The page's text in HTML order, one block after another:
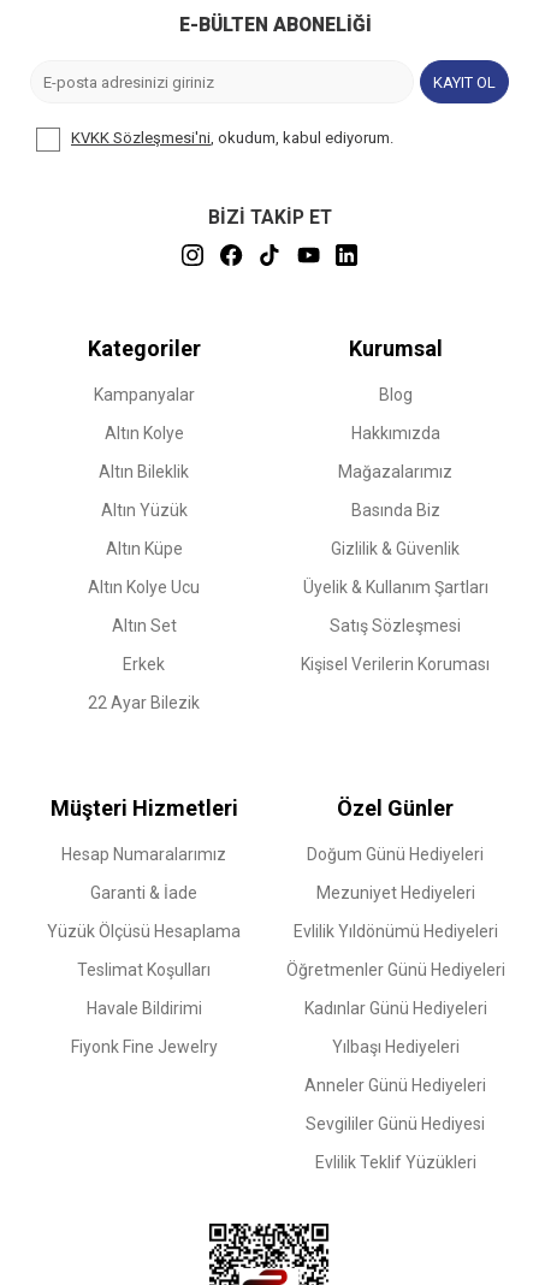
E-BÜLTEN ABONELIĞI
KAYIT OL
KVKK Sözleşmesi'ni, okudum, kabul ediyorum.
BİZİ TAKİP ET
Kategoriler
Kampanyalar
Altın Kolye
Altın Bileklik
Altın Yüzük
Altın Küpe
Altın Kolye Ucu
Altın Set
Erkek
22 Ayar Bilezik
Kurumsal
Blog
Hakkımızda
Mağazalarımız
Basında Biz
Gizlilik & Güvenlik
Üyelik & Kullanım Şartları
Satış Sözleşmesi
Kişisel Verilerin Koruması
Müşteri Hizmetleri
Hesap Numaralarımız
Garanti & İade
Yüzük Ölçüsü Hesaplama
Teslimat Koşulları
Havale Bildirimi
Fiyonk Fine Jewelry
Özel Günler
Doğum Günü Hediyeleri
Mezuniyet Hediyeleri
Evlilik Yıldönümü Hediyeleri
Öğretmenler Günü Hediyeleri
Kadınlar Günü Hediyeleri
Yılbaşı Hediyeleri
Anneler Günü Hediyeleri
Sevgililer Günü Hediyesi
Evlilik Teklif Yüzükleri